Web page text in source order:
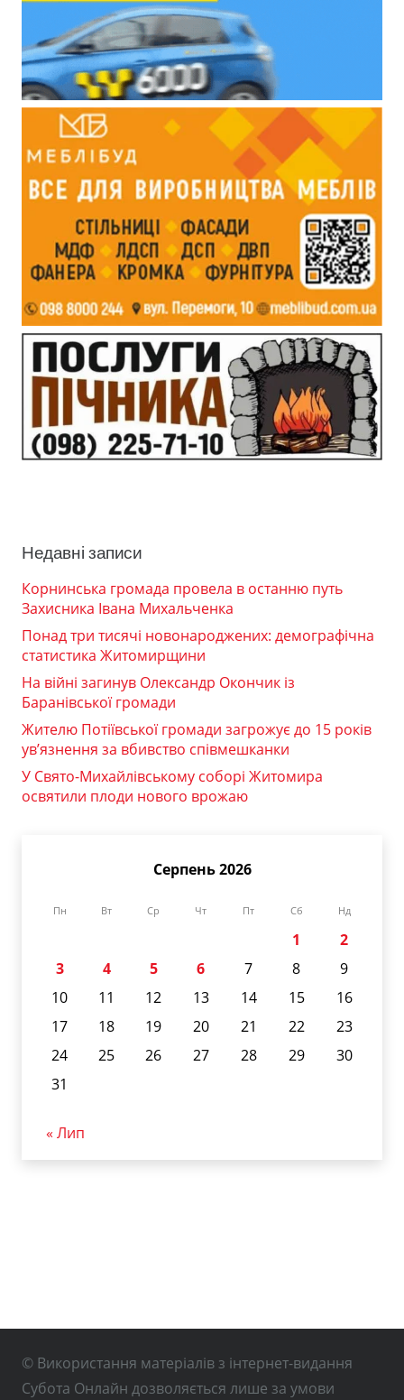
Недавні записи
Корнинська громада провела в останню путь
Захисника Івана Михальченка
Понад три тисячі новонароджених: демографічна
статистика Житомирщини
На війні загинув Олександр Окончик із
Баранівської громади
Жителю Потіївської громади загрожує до 15 років
ув’язнення за вбивство співмешканки
У Свято-Михайлівському соборі Житомира
освятили плоди нового врожаю
Серпень 2026
Пн Вт Ср Чт Пт Сб Нд
1
2
3
4 5 6 7 8
9
10
11 12 13 14 15
16
17
18 19 20 21 22
23
24
25 26 27 28 29
30
31
« Лип
© Використання матеріалів з інтернет-видання
Субота Онлайн дозволяється лише за умови